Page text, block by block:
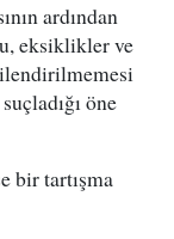
ardından
eksiklikler ve
öne
bir tartışma